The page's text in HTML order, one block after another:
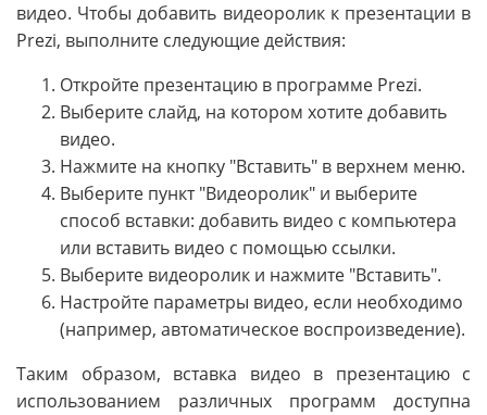
видео. Чтобы добавить видеоролик к презентации в
Prezi, выполните следующие действия:
Откройте презентацию в программе Prezi.
Выберите слайд, на котором хотите добавить
видео.
Нажмите на кнопку "Вставить" в верхнем меню.
Выберите пункт "Видеоролик" и выберите
способ вставки: добавить видео с компьютера
или вставить видео с помощью ссылки.
Выберите видеоролик и нажмите "Вставить".
Настройте параметры видео, если необходимо
(например, автоматическое воспроизведение).
Таким образом, вставка видео в презентацию с
использованием различных программ доступна